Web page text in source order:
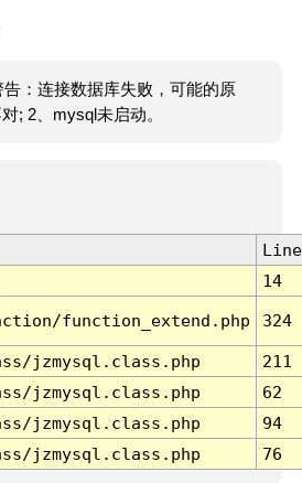
：连接数据库失败，可能的原
; 2、mysql未启动。
Line
14
function_extend.php 324
jzmysql.class.php
211
jzmysql.class.php
62
jzmysql.class.php
94
jzmysql.class.php 76